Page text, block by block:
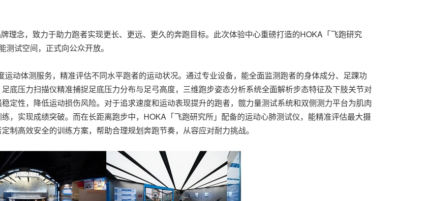
理念，致力于助力跑者实现更长、更远、更久的奔跑目标。此次体验中心重磅打造的HOKA「飞跑研究
试空间，正式向公众开放。
动体测服务，精准评估不同水平跑者的运动状况。通过专业设备，能全面监测跑者的身体成分、足踝功
底压力扫描仪精准捕捉足底压力分布与足弓高度，三维跑步姿态分析系统全面解析步态特征及下肢关节对
定性，降低运动损伤风险。对于追求速度和运动表现提升的跑者，髋力量测试系统和双侧测力平台为肌肉
，实现成绩突破。而在长距离跑步中，HOKA「飞跑研究所」配备的运动心肺测试仪，能精准评估最大摄
制高效安全的训练方案，帮助合理规划奔跑节奏，从容应对耐力挑战。